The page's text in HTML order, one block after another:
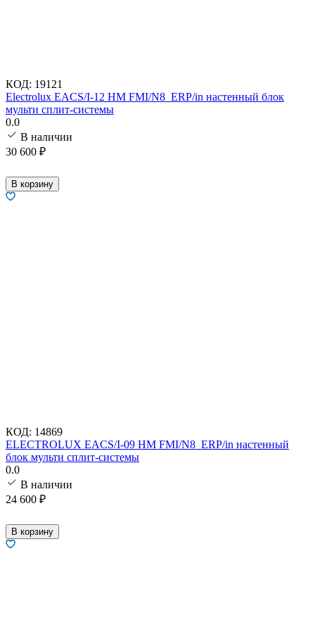
КОД: 19121
Electrolux EACS/I-12 HM FMI/N8_ERP/in настенный блок
мульти сплит-системы
0.0
В наличии
30 600 ₽
В корзину
КОД: 14869
ELECTROLUX EACS/I-09 HM FMI/N8_ERP/in настенный
блок мульти сплит-системы
0.0
В наличии
24 600 ₽
В корзину